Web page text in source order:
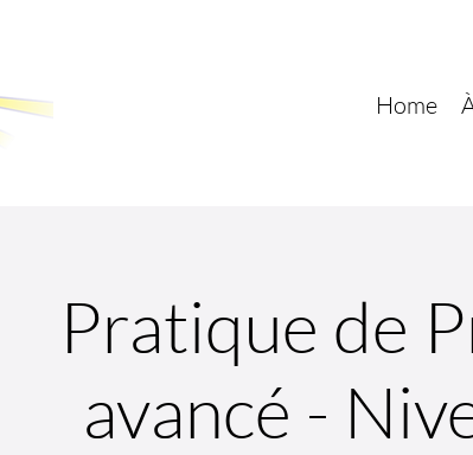
Home
Pratique de
avancé -